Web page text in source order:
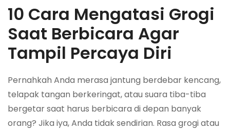
10 Cara Mengatasi Grogi
Saat Berbicara Agar
Tampil Percaya Diri
Pernahkah Anda merasa jantung berdebar kencang,
telapak tangan berkeringat, atau suara tiba-tiba
bergetar saat harus berbicara di depan banyak
orang? Jika iya, Anda tidak sendirian. Rasa grogi atau